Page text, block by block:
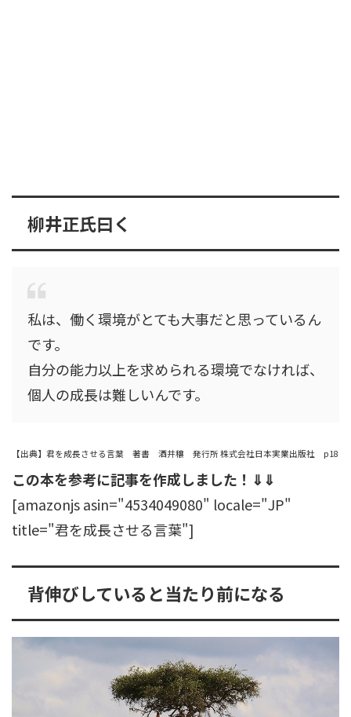
柳井正氏曰く
私は、働く環境がとても大事だと思っているん
です。
自分の能力以上を求められる環境でなければ、
個人の成長は難しいんです。
【出典】君を成長させる言葉 著書 酒井穣 発行所 株式会社日本実業出版社 p18
この本を参考に記事を作成しました！⇓⇓
[amazonjs asin="4534049080" locale="JP"
title="君を成長させる言葉"]
背伸びしていると当たり前になる